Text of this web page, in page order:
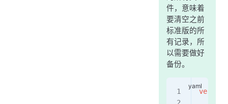
件，意味着
要清空之前
标准版的所
有记录，所
以需要做好
备份。
version